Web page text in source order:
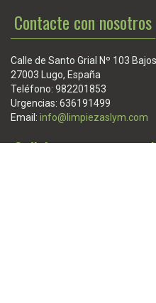
Contacte con nosotros
Calle de Santo Grial Nº 103 Bajos
27003 Lugo, España
Teléfono: 982201853
Urgencias: 636191499
Email: info@limpiezaslym.com
Solicite presupuesto